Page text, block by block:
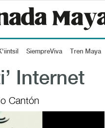
SiempreViva Tren Maya
Internet
Cantón